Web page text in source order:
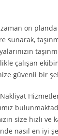
ön planda
sunarak,
çalışan
güvenli bir
size hızlı
nasıl en iyi